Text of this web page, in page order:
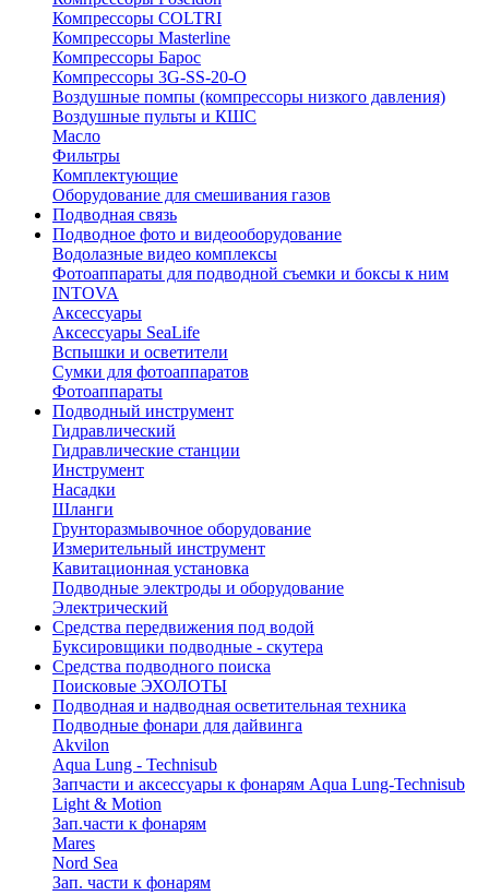
Компрессоры COLTRI
Компрессоры Masterline
Компрессоры Барос
Компрессоры 3G-SS-20-O
Воздушные помпы (компрессоры низкого давления)
Воздушные пульты и КШС
Масло
Фильтры
Комплектующие
Оборудование для смешивания газов
Подводная связь
Подводное фото и видеооборудование
Водолазные видео комплексы
Фотоаппараты для подводной съемки и боксы к ним
INTOVA
Аксессуары
Аксессуары SeaLife
Вспышки и осветители
Сумки для фотоаппаратов
Фотоаппараты
Подводный инструмент
Гидравлический
Гидравлические станции
Инструмент
Насадки
Шланги
Грунторазмывочное оборудование
Измерительный инструмент
Кавитационная установка
Подводные электроды и оборудование
Электрический
Средства передвижения под водой
Буксировщики подводные - скутера
Средства подводного поиска
Поисковые ЭХОЛОТЫ
Подводная и надводная осветительная техника
Подводные фонари для дайвинга
Akvilon
Aqua Lung - Technisub
Запчасти и аксессуары к фонарям Aqua Lung-Technisub
Light & Motion
Зап.части к фонарям
Mares
Nord Sea
Зап. части к фонарям